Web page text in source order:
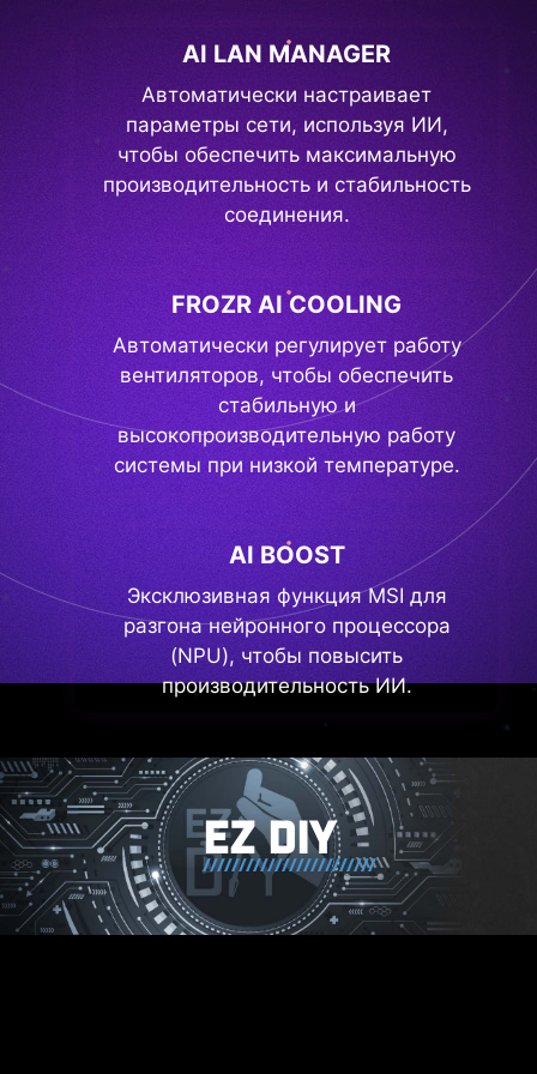
AI LAN MANAGER
Автоматически настраивает
параметры сети, используя ИИ,
чтобы обеспечить максимальную
производительность и стабильность
соединения.
FROZR AI COOLING
Автоматически регулирует работу
вентиляторов, чтобы обеспечить
стабильную и
высокопроизводительную работу
системы при низкой температуре.
AI BOOST
Эксклюзивная функция MSI для
разгона нейронного процессора
(NPU), чтобы повысить
производительность ИИ.
EZ DIY